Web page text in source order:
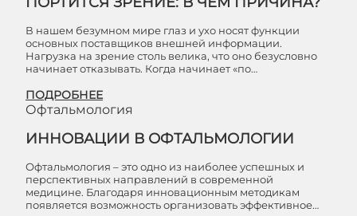
В нашем безумном мире глаз и ухо носят функции
основных поставщиков внешней информации.
Нагрузка на зрение столь велика, что оно безусловно
начинает отказывать. Когда начинает «по…
ПОДРОБНЕЕ
Офтальмология
ИННОВАЦИИ В ОФТАЛЬМОЛОГИИ
Офтальмология – это одно из наиболее успешных и
перспективных направлений в современной
медицине. Благодаря инновационным методикам
появляется возможность организовать эффективное…